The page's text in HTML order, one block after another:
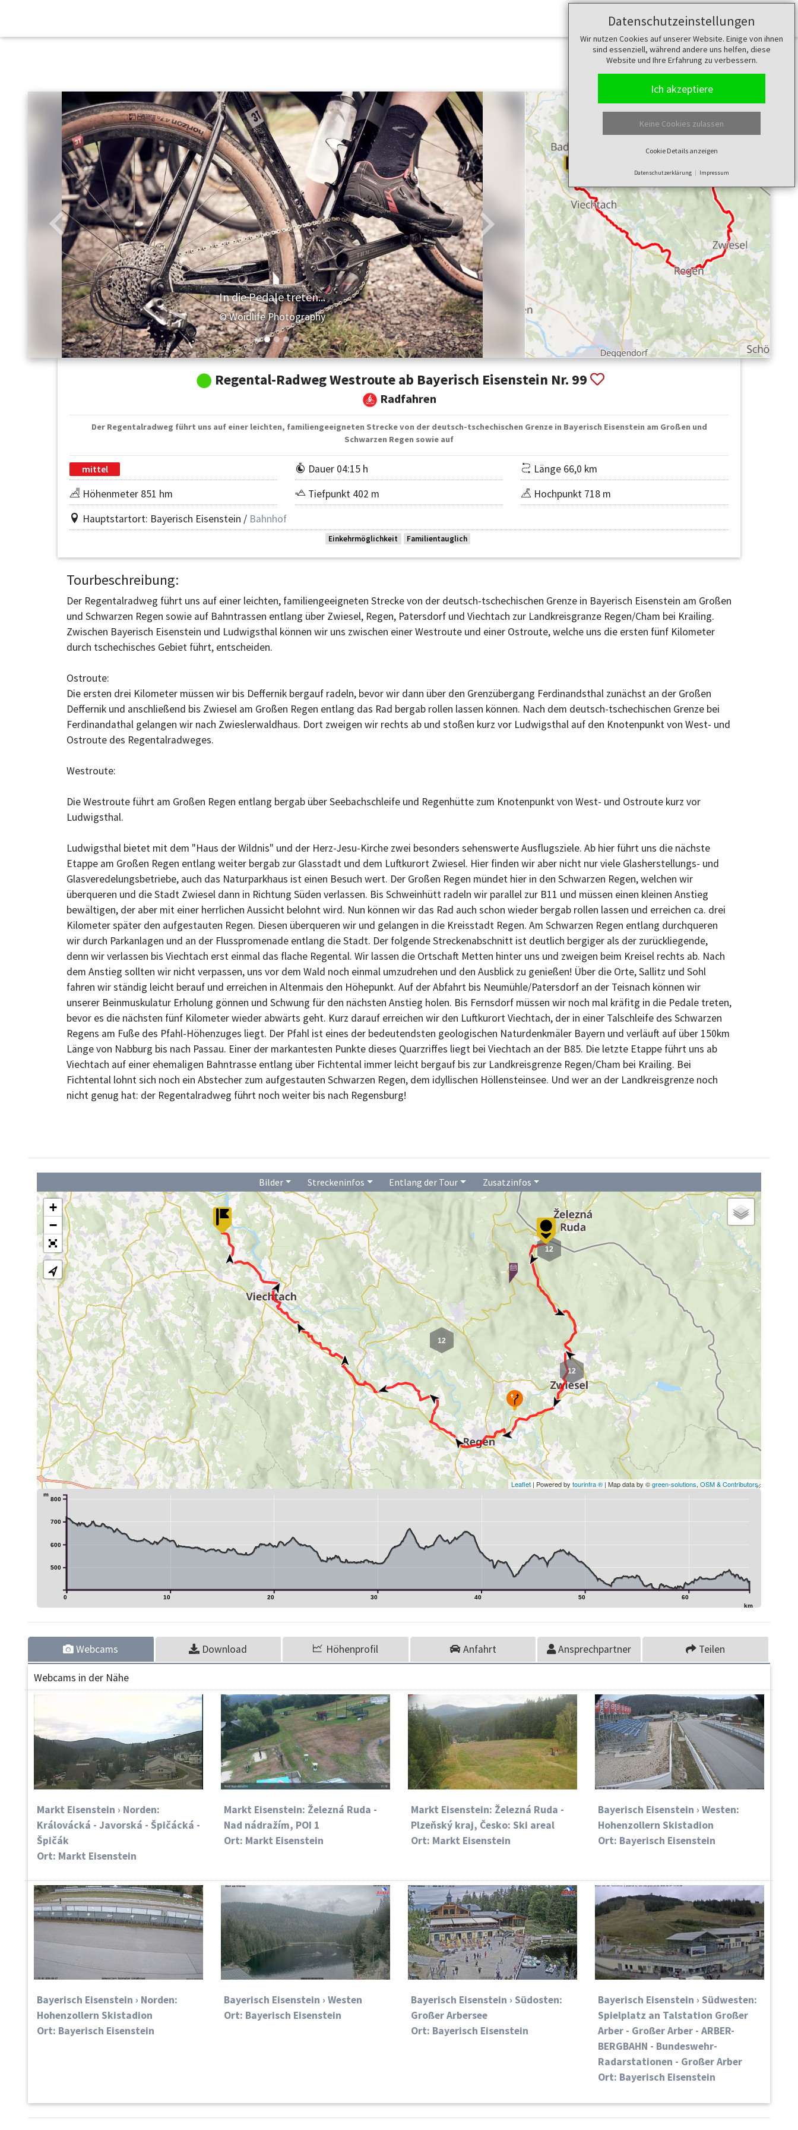
Datenschutzeinstellungen
Wir nutzen Cookies auf unserer Website. Einige von ihnen
sind essenziell, während andere uns helfen, diese
Website und Ihre Erfahrung zu verbessern.
Ich akzeptiere
Keine Cookies zulassen
Cookie Details anzeigen
Datenschutzerklärung Impressum
Merkzettel ( 0 )
In die Pedale treten...
© Woidlife Photography
Zurück Weiter
Regental-Radweg Westroute ab Bayerisch Eisenstein Nr. 99
Radfahren
Der Regentalradweg führt uns auf einer leichten, familiengeeigneten Strecke von der deutsch-tschechischen Grenze in Bayerisch Eisenstein am Großen und
Schwarzen Regen sowie auf
mittel Dauer 04:15 h
Länge 66,0 km
Höhenmeter 851 hm
Tiefpunkt 402 m
Hochpunkt 718 m
Hauptstartort: Bayerisch Eisenstein / Bahnhof
Einkehrmöglichkeit Familientauglich
Tourbeschreibung:
Der Regentalradweg führt uns auf einer leichten, familiengeeigneten Strecke von der deutsch-tschechischen Grenze in Bayerisch Eisenstein am Großen
und Schwarzen Regen sowie auf Bahntrassen entlang über Zwiesel, Regen, Patersdorf und Viechtach zur Landkreisgranze Regen/Cham bei Krailing.
Zwischen Bayerisch Eisenstein und Ludwigsthal können wir uns zwischen einer Westroute und einer Ostroute, welche uns die ersten fünf Kilometer
durch tschechisches Gebiet führt, entscheiden.
Ostroute:
Die ersten drei Kilometer müssen wir bis Deffernik bergauf radeln, bevor wir dann über den Grenzübergang Ferdinandsthal zunächst an der Großen
Deffernik und anschließend bis Zwiesel am Großen Regen entlang das Rad bergab rollen lassen können. Nach dem deutsch-tschechischen Grenze bei
Ferdinandathal gelangen wir nach Zwieslerwaldhaus. Dort zweigen wir rechts ab und stoßen kurz vor Ludwigsthal auf den Knotenpunkt von West- und
Ostroute des Regentalradweges.
Westroute:
Die Westroute führt am Großen Regen entlang bergab über Seebachschleife und Regenhütte zum Knotenpunkt von West- und Ostroute kurz vor
Ludwigsthal.
Ludwigsthal bietet mit dem "Haus der Wildnis" und der Herz-Jesu-Kirche zwei besonders sehenswerte Ausflugsziele. Ab hier führt uns die nächste
Etappe am Großen Regen entlang weiter bergab zur Glasstadt und dem Luftkurort Zwiesel. Hier finden wir aber nicht nur viele Glasherstellungs- und
Glasveredelungsbetriebe, auch das Naturparkhaus ist einen Besuch wert. Der Großen Regen mündet hier in den Schwarzen Regen, welchen wir
überqueren und die Stadt Zwiesel dann in Richtung Süden verlassen. Bis Schweinhütt radeln wir parallel zur B11 und müssen einen kleinen Anstieg
bewältigen, der aber mit einer herrlichen Aussicht belohnt wird. Nun können wir das Rad auch schon wieder bergab rollen lassen und erreichen ca. drei
Kilometer später den aufgestauten Regen. Diesen überqueren wir und gelangen in die Kreisstadt Regen. Am Schwarzen Regen entlang durchqueren
wir durch Parkanlagen und an der Flusspromenade entlang die Stadt. Der folgende Streckenabschnitt ist deutlich bergiger als der zurückliegende,
denn wir verlassen bis Viechtach erst einmal das flache Regental. Wir lassen die Ortschaft Metten hinter uns und zweigen beim Kreisel rechts ab. Nach
dem Anstieg sollten wir nicht verpassen, uns vor dem Wald noch einmal umzudrehen und den Ausblick zu genießen! Über die Orte, Sallitz und Sohl
fahren wir ständig leicht berauf und erreichen in Altenmais den Höhepunkt. Auf der Abfahrt bis Neumühle/Patersdorf an der Teisnach können wir
unserer Beinmuskulatur Erholung gönnen und Schwung für den nächsten Anstieg holen. Bis Fernsdorf müssen wir noch mal kräfitg in die Pedale treten,
bevor es die nächsten fünf Kilometer wieder abwärts geht. Kurz darauf erreichen wir den Luftkurort Viechtach, der in einer Talschleife des Schwarzen
Regens am Fuße des Pfahl-Höhenzuges liegt. Der Pfahl ist eines der bedeutendsten geologischen Naturdenkmäler Bayern und verläuft auf über 150km
Länge von Nabburg bis nach Passau. Einer der markantesten Punkte dieses Quarzriffes liegt bei Viechtach an der B85. Die letzte Etappe führt uns ab
Viechtach auf einer ehemaligen Bahntrasse entlang über Fichtental immer leicht bergauf bis zur Landkreisgrenze Regen/Cham bei Krailing. Bei
Fichtental lohnt sich noch ein Abstecher zum aufgestauten Schwarzen Regen, dem idyllischen Höllensteinsee. Und wer an der Landkreisgrenze noch
nicht genug hat: der Regentalradweg führt noch weiter bis nach Regensburg!
Bilder Streckeninfos Entlang der Tour Zusatzinfos
12
12
12
+
−
Leaflet | Powered by tourinfra ® | Map data by ©green-solutions, OSM & Contributors
0 10 20 30 40 50 60
km
500
600
700
800
m
Webcams Download Höhenprofil Anfahrt Ansprechpartner Teilen
Webcams in der Nähe
Markt Eisenstein › Norden:
Královácká - Javorská - Špičácká -
Špičák
Ort: Markt Eisenstein
Markt Eisenstein: Železná Ruda -
Nad nádražím, POI 1
Ort: Markt Eisenstein
Markt Eisenstein: Železná Ruda -
Plzeňský kraj, Česko: Ski areal
Ort: Markt Eisenstein
Bayerisch Eisenstein › Westen:
Hohenzollern Skistadion
Ort: Bayerisch Eisenstein
Bayerisch Eisenstein › Norden:
Hohenzollern Skistadion
Ort: Bayerisch Eisenstein
Bayerisch Eisenstein › Westen
Ort: Bayerisch Eisenstein
Bayerisch Eisenstein › Südosten:
Großer Arbersee
Ort: Bayerisch Eisenstein
Bayerisch Eisenstein › Südwesten:
Spielplatz an Talstation Großer
Arber - Großer Arber - ARBER-
BERGBAHN - Bundeswehr-
Radarstationen - Großer Arber
Ort: Bayerisch Eisenstein